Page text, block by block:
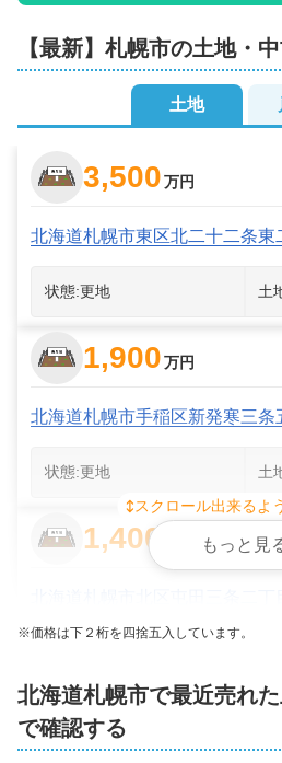
【最新】 札幌市の土地・
土地
3,500万円
北海道札幌市東区北二十二条東
状態:更地 土
1,900万円
北海道札幌市手稲区新発寒三条
状態:更地 土
1,400
1,900
スクロール出来るよ
もっと見
※価格は下２桁を四捨五入しています。
北海道札幌市で最近売れ
で確認する